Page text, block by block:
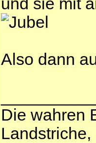
und sie mit
Also dann
Die wahren